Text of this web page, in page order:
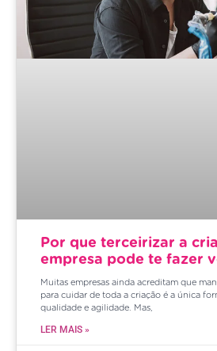
Por que terceirizar a
empresa pode te fazer
Muitas empresas ainda acreditam que
para cuidar de toda a criação é a única
qualidade e agilidade. Mas,
LER MAIS »